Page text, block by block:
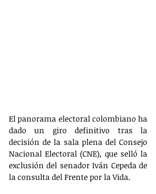
El panorama electoral colombiano ha
dado un giro definitivo tras la
decisión de la sala plena del Consejo
Nacional Electoral (CNE), que selló la
exclusión del senador Iván Cepeda de
la consulta del Frente por la Vida.